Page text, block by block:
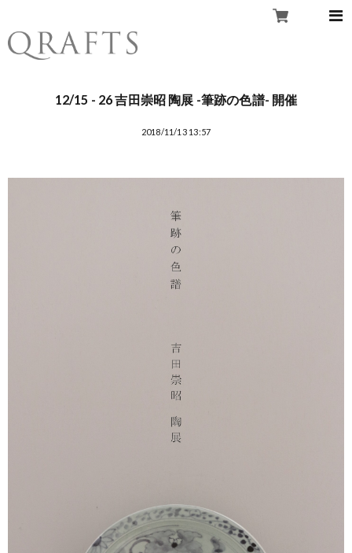
12/15 - 26 吉田崇昭 陶展 -筆跡の色譜- 開催
2018/11/13 13:57